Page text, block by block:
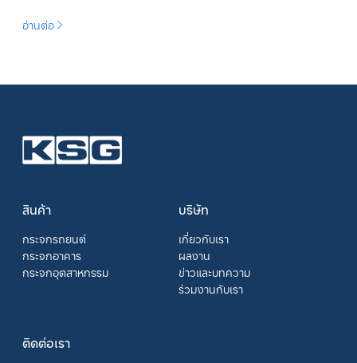
อ่านต่อ
สินค้า
กระจกรถยนต์
กระจกอาคาร
กระจกอุตสาหกรรม
บริษัท
เกี่ยวกับเรา
ผลงาน
ข่าวและบทความ
ร่วมงานกับเรา
ติดต่อเรา